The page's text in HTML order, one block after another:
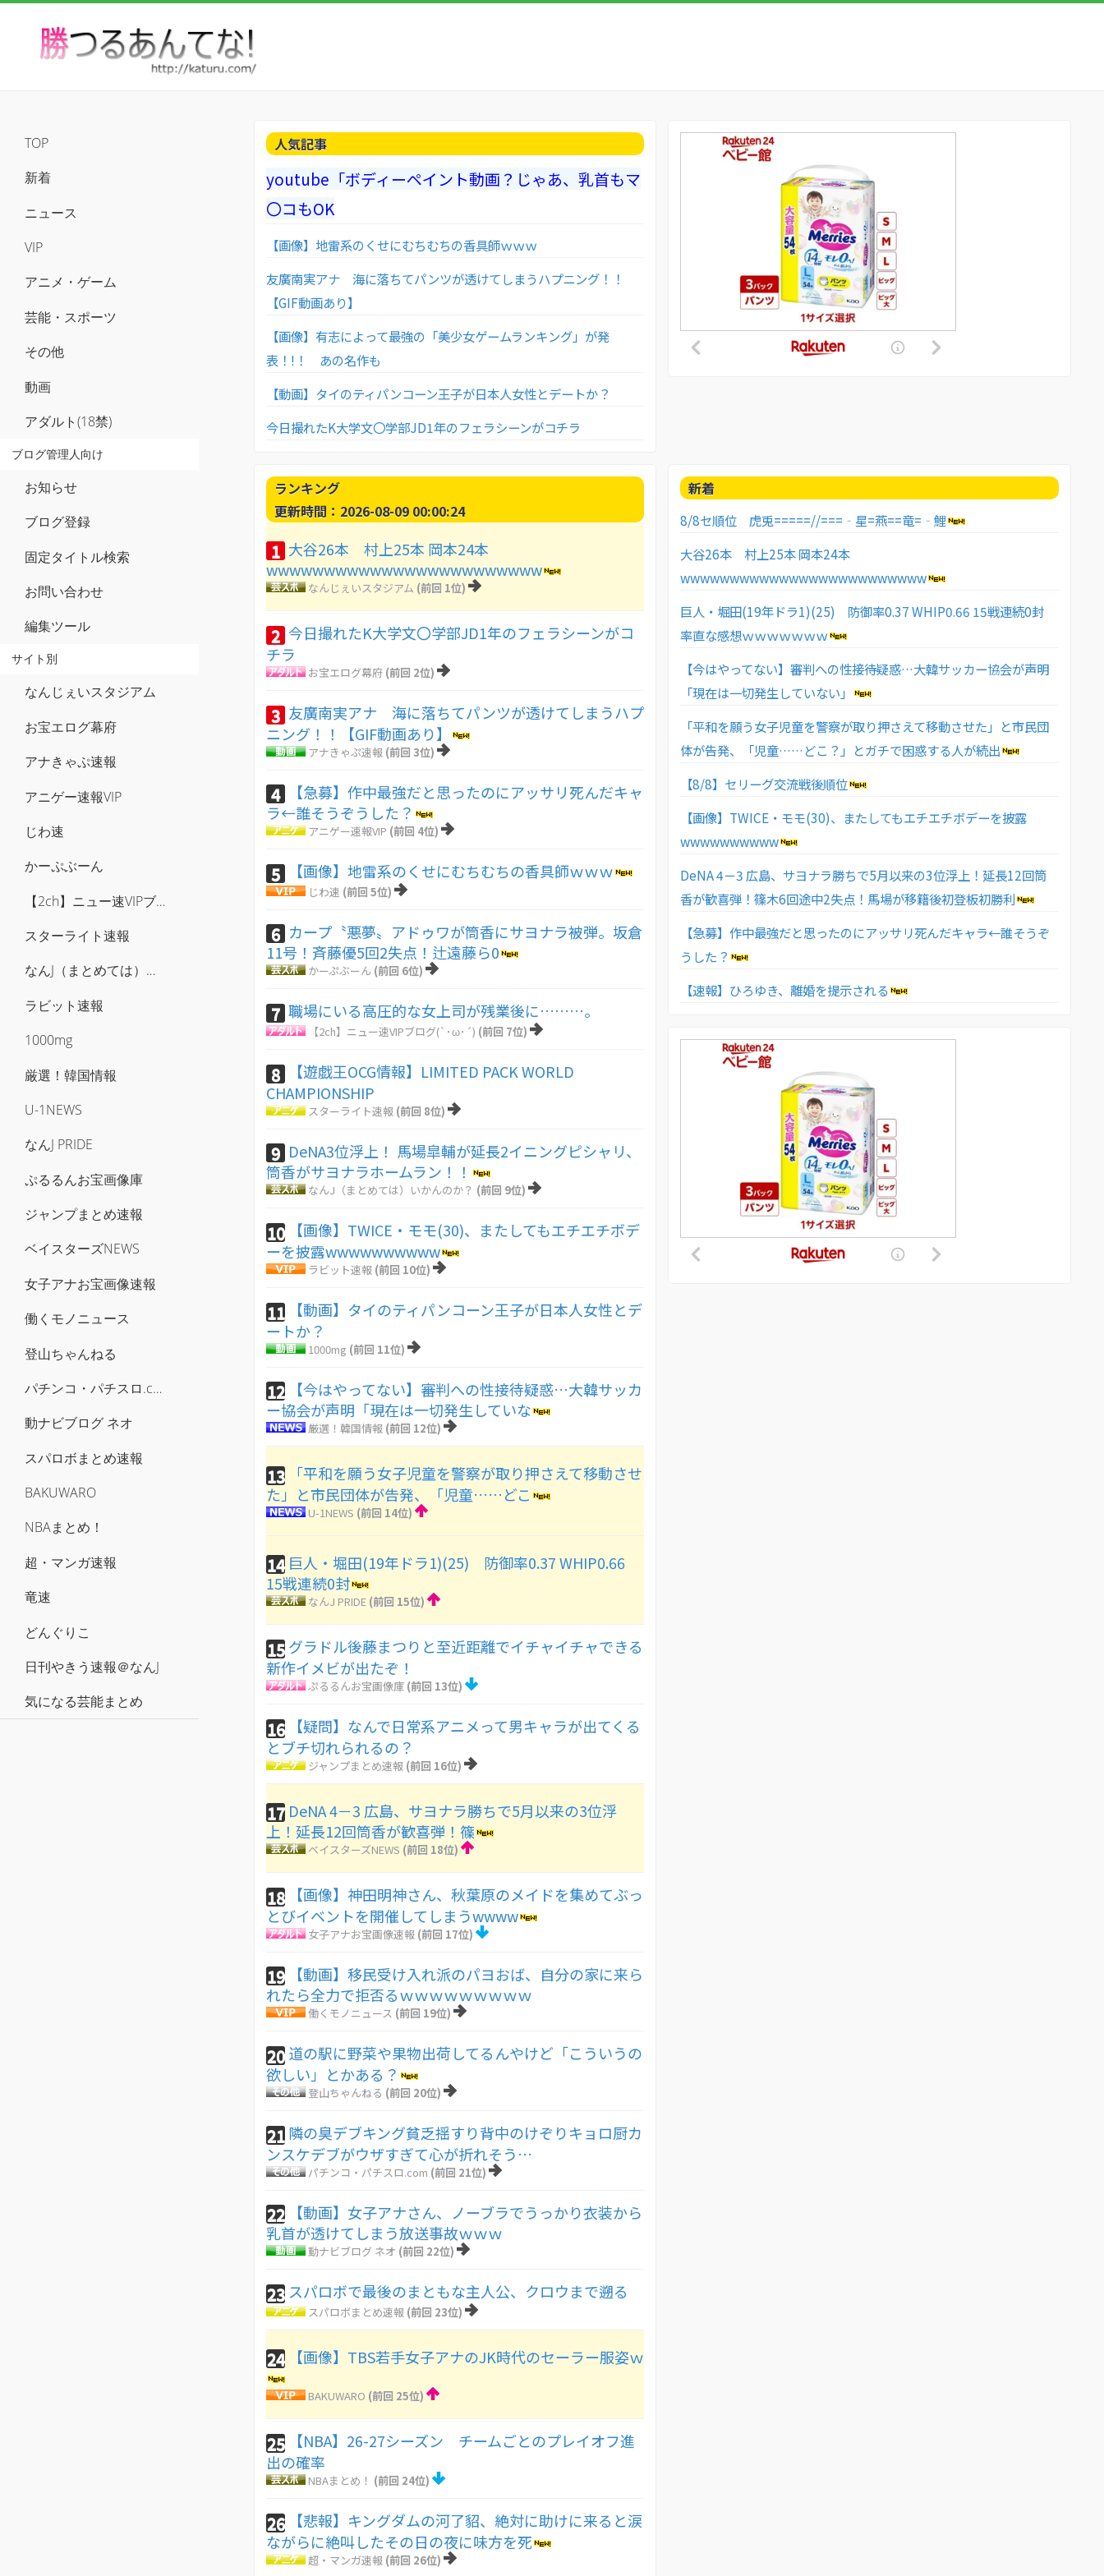
人気記事
youtube「ボディーペイント動画？じゃあ、乳首もマ
〇コもOK
【画像】地雷系のくせにむちむちの香具師ｗｗｗ
友廣南実アナ 海に落ちてパンツが透けてしまうハプニング！！
【GIF動画あり】
【画像】有志によって最強の「美少女ゲームランキング」が発
表！!！ あの名作も
【動画】タイのティパンコーン王子が日本人女性とデートか？
今日撮れたK大学文〇学部JD1年のフェラシーンがコチラ
ランキング
更新時間：2026-08-09 00:00:24
1 大谷26本 村上25本 岡本24本
wwwwwwwwwwwwwwwwwwwwwwww
なんじぇいスタジアム (前回 1位)
2 今日撮れたK大学文〇学部JD1年のフェラシーンがコ
チラ
お宝エログ幕府 (前回 2位)
3 友廣南実アナ 海に落ちてパンツが透けてしまうハプ
ニング！！【GIF動画あり】
アナきゃぷ速報 (前回 3位)
4
【急募】作中最強だと思ったのにアッサリ死んだキャ
ラ←誰そうぞうした？
アニゲー速報VIP (前回 4位)
5 【画像】地雷系のくせにむちむちの香具師ｗｗｗ
じわ速 (前回 5位)
6 カープ〝悪夢〟アドゥワが筒香にサヨナラ被弾。坂倉
11号！斉藤優5回2失点！辻遠藤ら0
かーぷぶーん (前回 6位)
7 職場にいる高圧的な女上司が残業後に………。
【2ch】ニュー速VIPブログ(`･ω･´) (前回 7位)
8
【遊戯王OCG情報】LIMITED PACK WORLD
CHAMPIONSHIP
スターライト速報 (前回 8位)
9 DeNA3位浮上！ 馬場皐輔が延長2イニングピシャリ、
筒香がサヨナラホームラン！！
なんJ（まとめては）いかんのか？ (前回 9位)
10
【画像】TWICE・モモ(30)、またしてもエチエチボデ
ーを披露wwwwwwwwww
ラビット速報 (前回 10位)
11
【動画】タイのティパンコーン王子が日本人女性とデ
ートか？
1000mg (前回 11位)
12
【今はやってない】審判への性接待疑惑…大韓サッカ
ー協会が声明「現在は一切発生していな
厳選！韓国情報 (前回 12位)
13 「平和を願う女子児童を警察が取り押さえて移動させ
た」と市民団体が告発、「児童……どこ
U-1NEWS (前回 14位)
14 巨人・堀田(19年ドラ1)(25) 防御率0.37 WHIP0.66
15戦連続0封
なんJ PRIDE (前回 15位)
15 グラドル後藤まつりと至近距離でイチャイチャできる
新作イメビが出たぞ！
ぷるるんお宝画像庫 (前回 13位)
16
【疑問】なんで日常系アニメって男キャラが出てくる
とブチ切れられるの？
ジャンプまとめ速報 (前回 16位)
17 DeNA 4－3 広島、サヨナラ勝ちで5月以来の3位浮
上！延長12回筒香が歓喜弾！篠
ベイスターズNEWS (前回 18位)
18
【画像】神田明神さん、秋葉原のメイドを集めてぶっ
とびイベントを開催してしまうwwww
女子アナお宝画像速報 (前回 17位)
19
【動画】移民受け入れ派のパヨおば、自分の家に来ら
れたら全力で拒否るｗｗｗｗｗｗｗｗｗ
働くモノニュース (前回 19位)
20 道の駅に野菜や果物出荷してるんやけど「こういうの
欲しい」とかある？
登山ちゃんねる (前回 20位)
21 隣の臭デブキング貧乏揺すり背中のけぞりキョロ厨カ
ンスケデブがウザすぎて心が折れそう…
パチンコ・パチスロ.com (前回 21位)
22
【動画】女子アナさん、ノーブラでうっかり衣装から
乳首が透けてしまう放送事故ｗｗｗ
動ナビブログ ネオ (前回 22位)
23 スパロボで最後のまともな主人公、クロウまで遡る
スパロボまとめ速報 (前回 23位)
24 【画像】TBS若手女子アナのJK時代のセーラー服姿ｗ
BAKUWARO (前回 25位)
25
【NBA】26-27シーズン チームごとのプレイオフ進
出の確率
NBAまとめ！ (前回 24位)
26
【悲報】キングダムの河了貂、絶対に助けに来ると涙
ながらに絶叫したその日の夜に味方を死
超・マンガ速報 (前回 26位)
新着
8/8セ順位 虎兎=====//===‐星=燕==竜=‐鯉
大谷26本 村上25本 岡本24本
wwwwwwwwwwwwwwwwwwwwwwwww
巨人・堀田(19年ドラ1)(25) 防御率0.37 WHIP0.66 15戦連続0封
率直な感想ｗｗｗｗｗｗｗ
【今はやってない】審判への性接待疑惑…大韓サッカー協会が声明
「現在は一切発生していない」
「平和を願う女子児童を警察が取り押さえて移動させた」と市民団
体が告発、「児童……どこ？」とガチで困惑する人が続出
【8/8】セリーグ交流戦後順位
【画像】TWICE・モモ(30)、またしてもエチエチボデーを披露
wwwwwwwwww
DeNA 4－3 広島、サヨナラ勝ちで5月以来の3位浮上！延長12回筒
香が歓喜弾！篠木6回途中2失点！馬場が移籍後初登板初勝利
【急募】作中最強だと思ったのにアッサリ死んだキャラ←誰そうぞ
うした？
【速報】ひろゆき、離婚を提示される
TOP
新着
ニュース
VIP
アニメ・ゲーム
芸能・スポーツ
その他
動画
アダルト(18禁)
ブログ管理人向け
お知らせ
ブログ登録
固定タイトル検索
お問い合わせ
編集ツール
サイト別
なんじぇいスタジアム
お宝エログ幕府
アナきゃぷ速報
アニゲー速報VIP
じわ速
かーぷぶーん
【2ch】ニュー速VIPブログ(`･ω･´)
スターライト速報
なんJ（まとめては）いかんのか？
ラビット速報
1000mg
厳選！韓国情報
U-1NEWS
なんJ PRIDE
ぷるるんお宝画像庫
ジャンプまとめ速報
ベイスターズNEWS
女子アナお宝画像速報
働くモノニュース
登山ちゃんねる
パチンコ・パチスロ.com
動ナビブログ ネオ
スパロボまとめ速報
BAKUWARO
NBAまとめ！
超・マンガ速報
竜速
どんぐりこ
日刊やきう速報＠なんJ
気になる芸能まとめ